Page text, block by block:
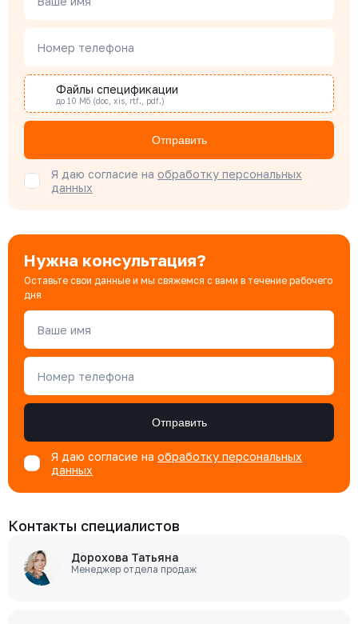
Специалист отдела снабжения
Бондарюк Евгения
Специалист отдела продаж
Номер телефона
Файлы спецификации
до 10 Мб (doc, xis, rtf., pdf.)
Отправить
Я даю согласие на обработку персональных
данных
Нужна консультация?
Оставьте свои данные и мы свяжемся с вами в течение рабочего
дня
Ваше имя
Номер телефона
Отправить
Я даю согласие на обработку персональных
данных
Контакты специалистов
Дорохова Татьяна
Менеджер отдела продаж